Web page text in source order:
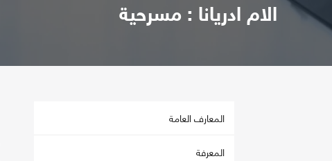
الام ادريانا : مسرحية
المعارف العامة
المعرفة